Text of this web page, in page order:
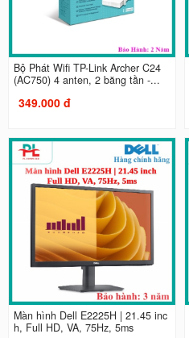
Bộ Phát Wifi TP-Link Archer C24
(AC750) 4 anten, 2 băng tần -...
349.000 đ
Màn hình Dell E2225H | 21.45 inc
h, Full HD, VA, 75Hz, 5ms